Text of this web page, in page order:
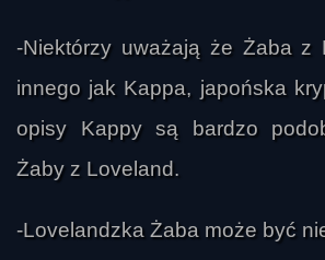
-Niektórzy uważają że Żaba z
innego jak Kappa, japońska
opisy Kappy są bardzo
Żaby z Loveland.
-Lovelandzka Żaba może być